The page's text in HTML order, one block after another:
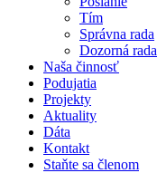
Tím
Správna rada
Dozorná rada
Naša činnosť
Podujatia
Projekty
Aktuality
Dáta
Kontakt
Staňte sa členom